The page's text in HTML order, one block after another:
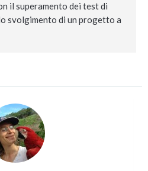
il superamento dei test di
svolgimento di un progetto a